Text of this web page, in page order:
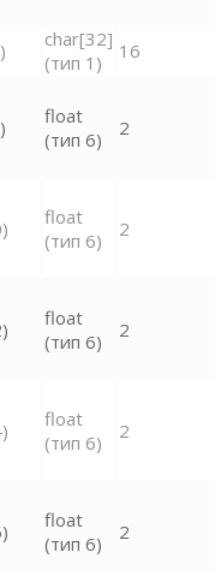
char[32]
(тип 1)
16
float
(тип 6)
2
float
(тип 6)
2
float
(тип 6)
2
float
(тип 6)
2
float
(тип 6)
2